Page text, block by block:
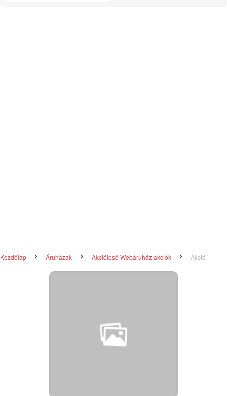
Kezdőlap Áruházak Akcióleső Webáruház akciók Akció